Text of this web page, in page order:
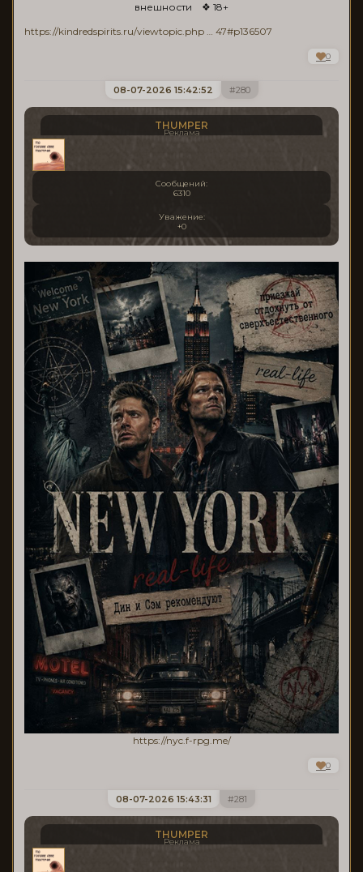
внешности ❖ 18+
https://kindredspirits.ru/viewtopic.php … 47#p136507
0
280
08-07-2026 15:42:52
THUMPER
Реклама
Сообщений:
6310
Уважение:
+0
https://nyc.f-rpg.me/
0
281
08-07-2026 15:43:31
THUMPER
Реклама